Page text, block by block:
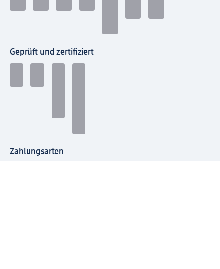
Geprüft und zertifiziert
Zahlungsarten